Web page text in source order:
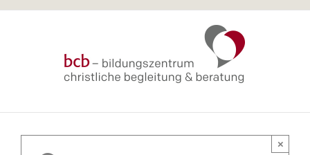
×